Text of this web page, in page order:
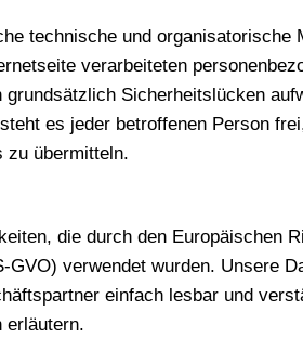
technische und organisatorische
verarbeiteten
Sicherheitslücken
es jeder betroffenen Person
zu übermitteln.
die durch den Europäischen
verwendet wurden. Unsere
einfach lesbar und
erläutern.